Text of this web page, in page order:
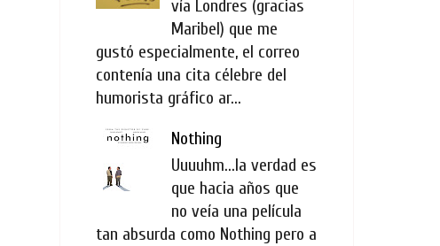
vía Londres (gracias
Maribel) que me
gustó especialmente, el correo
contenía una cita célebre del
humorista gráfico ar...
Nothing
Uuuuhm...la verdad es
que hacia años que
no veía una película
tan absurda como Nothing pero a